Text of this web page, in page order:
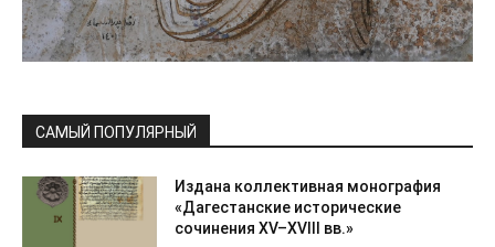
САМЫЙ ПОПУЛЯРНЫЙ
Издана коллективная монография
«Дагестанские исторические
сочинения XV–XVIII вв.»